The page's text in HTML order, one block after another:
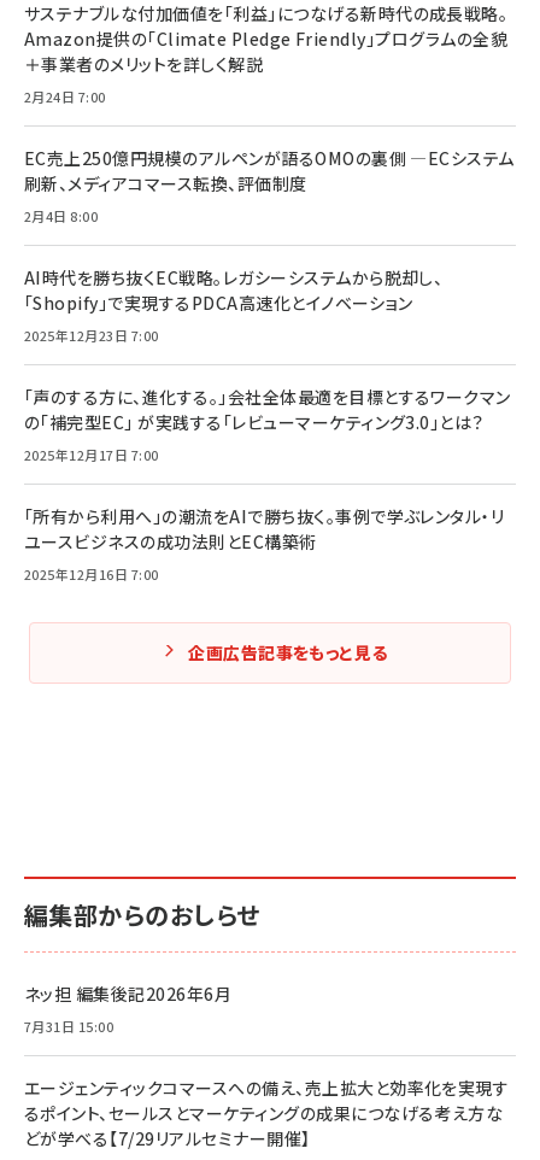
サステナブルな付加価値を「利益」につなげる新時代の成長戦略。
Amazon提供の「Climate Pledge Friendly」プログラムの全貌
＋事業者のメリットを詳しく解説
2月24日 7:00
EC売上250億円規模のアルペンが語るOMOの裏側 ―ECシステム
刷新、メディアコマース転換、評価制度
2月4日 8:00
AI時代を勝ち抜くEC戦略。レガシーシステムから脱却し、
「Shopify」で実現するPDCA高速化とイノベーション
2025年12月23日 7:00
「声のする方に、進化する。」会社全体最適を目標とするワークマン
の「補完型EC」 が実践する「レビューマーケティング3.0」とは？
2025年12月17日 7:00
「所有から利用へ」の潮流をAIで勝ち抜く。事例で学ぶレンタル・リ
ユースビジネスの成功法則とEC構築術
2025年12月16日 7:00
企画広告記事をもっと見る
編集部からのおしらせ
ネッ担 編集後記2026年6月
7月31日 15:00
エージェンティックコマースへの備え、売上拡大と効率化を実現す
るポイント、セールスとマーケティングの成果につなげる考え方な
どが学べる【7/29リアルセミナー開催】